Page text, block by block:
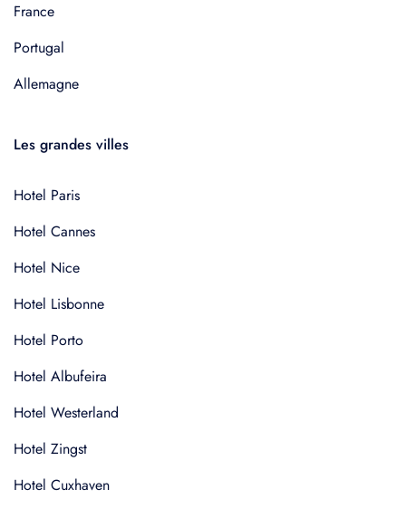
France
Portugal
Allemagne
Les grandes villes
Hotel Paris
Hotel Cannes
Hotel Nice
Hotel Lisbonne
Hotel Porto
Hotel Albufeira
Hotel Westerland
Hotel Zingst
Hotel Cuxhaven